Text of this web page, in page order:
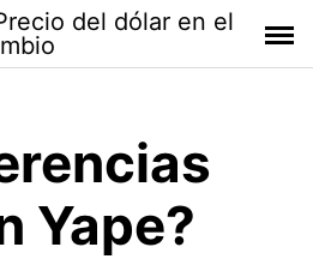
del dólar en el
Yape?